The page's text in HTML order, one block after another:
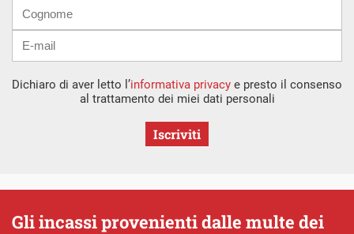
Dichiaro di aver letto l’informativa privacy e presto il consenso
al trattamento dei miei dati personali
Iscriviti
Gli incassi provenienti dalle multe dei